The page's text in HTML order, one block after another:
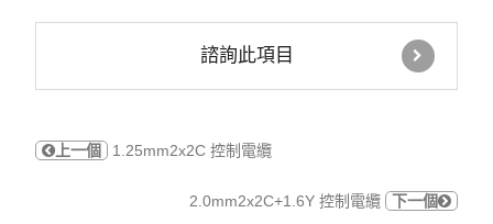
諮詢此項目
上一個 1.25mm2x2C 控制電纜
2.0mm2x2C+1.6Y 控制電纜 下一個